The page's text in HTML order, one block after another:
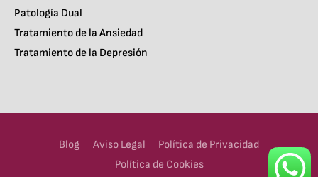
Patología Dual
Tratamiento de la Ansiedad
Tratamiento de la Depresión
Blog Aviso Legal
Política de Privacidad
Política de Cookies